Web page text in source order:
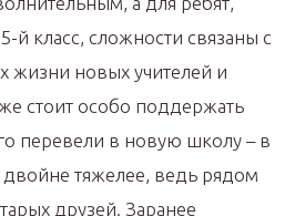
й класс, сложности связаны с
жизни новых учителей и
стоит особо поддержать
перевели в новую школу – в
двойне тяжелее, ведь рядом
друзей. Заранее